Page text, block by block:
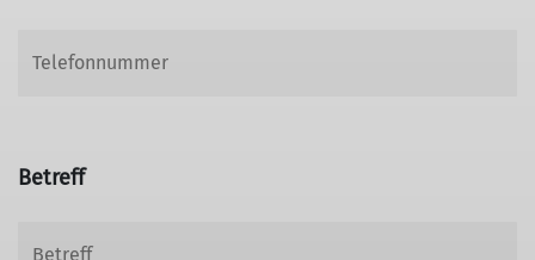
Betreff